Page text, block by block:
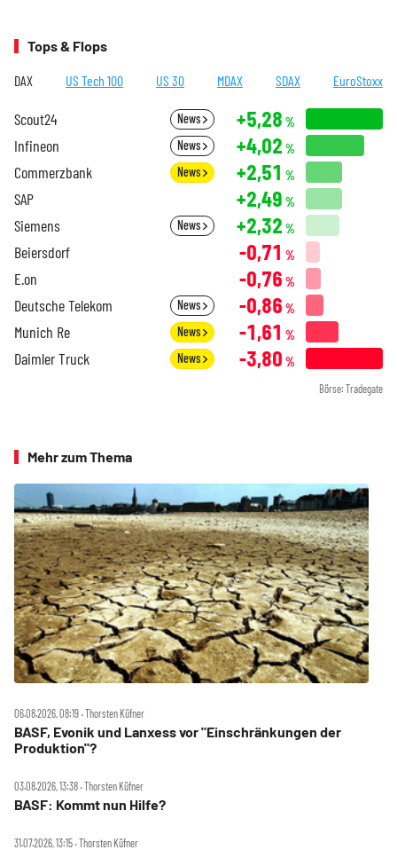
Tops & Flops
DAX US Tech 100 US 30 MDAX SDAX EuroStoxx
Scout24 News +5,28 %
Infineon News +4,02 %
Commerzbank News +2,51 %
SAP +2,49 %
Siemens News +2,32 %
Beiersdorf -0,71 %
E.on -0,76 %
Deutsche Telekom News -0,86 %
Munich Re News -1,61 %
Daimler Truck News -3,80 %
Börse: Tradegate
Mehr zum Thema
06.08.2026, 08:19 ‧ Thorsten Küfner
BASF, Evonik und Lanxess vor "Einschränkungen der
Produktion"?
03.08.2026, 13:38 ‧ Thorsten Küfner
BASF: Kommt nun Hilfe?
31.07.2026, 13:15 ‧ Thorsten Küfner